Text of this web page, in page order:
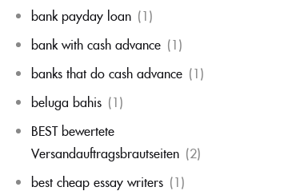
bank payday loan (1)
bank with cash advance (1)
banks that do cash advance (1)
beluga bahis (1)
BEST bewertete
Versandauftragsbrautseiten (2)
best cheap essay writers (1)